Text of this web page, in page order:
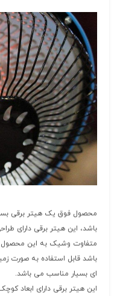
محصول فوق یک هیتر برقی
باشد، این هیتر برقی دارای
متفاوت وشیک به این محصول
باشد قابل استفاده به صورت
ای بسیار مناسب می باشد.
این هیتر برقی دارای ابعاد